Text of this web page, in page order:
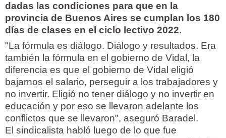
dadas las condiciones para que en la
provincia de Buenos Aires se cumplan los 180
días de clases en el ciclo lectivo 2022.
"La fórmula es diálogo. Diálogo y resultados. Era
también la fórmula en el gobierno de Vidal, la
diferencia es que el gobierno de Vidal eligió
bajarnos el salario, perseguir a los trabajadores y
no invertir. Eligió no tener diálogo y no invertir en
educación y por eso se llevaron adelante los
conflictos que se llevaron", aseguró Baradel.
El sindicalista habló luego de lo que fue